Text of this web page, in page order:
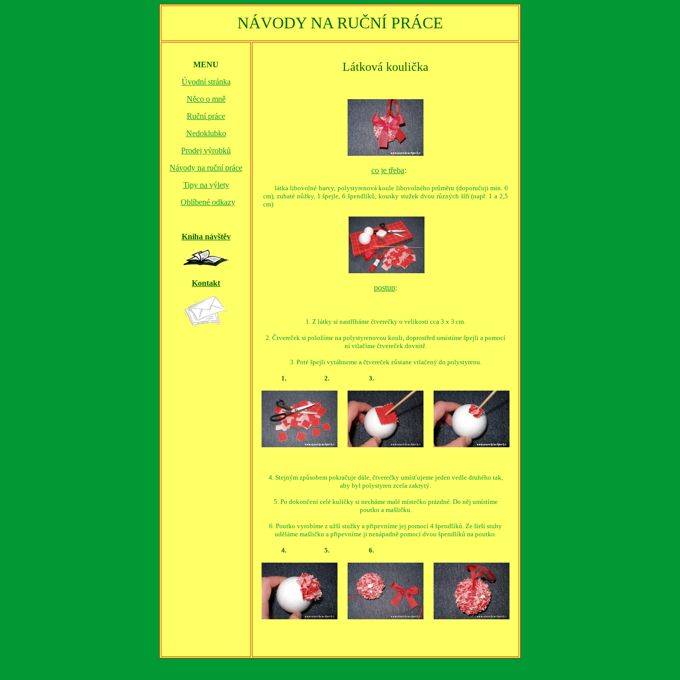
NÁVODY NA RUČNÍ PRÁCE
MENU
Úvodní stránka
Něco o mně
Ruční práce
Nedoklubko
Prodej výrobků
Návody na ruční práce
Tipy na výlety
Oblíbené odkazy
Kniha návštěv
Kontakt
Látková koulička
co je třeba:
látka libovolné barvy, polystyrenová koule libovolného průměru (doporučuji min. 6
cm), zubaté nůžky, 1 špejle, 6 špendlíků, kousky stužek dvou různých šíří (např. 1 a 2,5
cm)
postup:
1. Z látky si nastříháme čtverečky o velikosti cca 3 x 3 cm.
2. Čtvereček si položíme na polystyrenovou kouli, doprostřed umístíme špejli a pomocí
ní vtlačíme čtvereček dovnitř.
3. Poté špejli vytáhneme a čtvereček zůstane vtlačený do polystyrenu.
1. 2. 3.
4. Stejným způsobem pokračuje dále, čtverečky umísťujeme jeden vedle druhého tak,
aby byl polystyren zcela zakrytý.
5. Po dokončení celé kuličky si necháme malé místečko prázdné. Do něj umístíme
poutko a mašličku.
6. Poutko vyrobíme z užší stužky a připevníme jej pomocí 4 špendlíků. Ze širší stuhy
uděláme mašličku a připevníme ji nenápadně pomocí dvou špendlíků na poutko.
4. 5. 6.